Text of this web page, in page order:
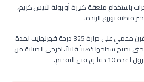
باستخدام ملعقة كبيرة أو بولة الآيس كريم،
مبطنة بورق الزبدة.
ضعي الصينية في فرن محمي على حرارة 325 درجة فهرنهايت لمدة
أو حتى يصبح سطحها ذهبياً قليلاً، اخرجي الصينية من
قبل التقديم.